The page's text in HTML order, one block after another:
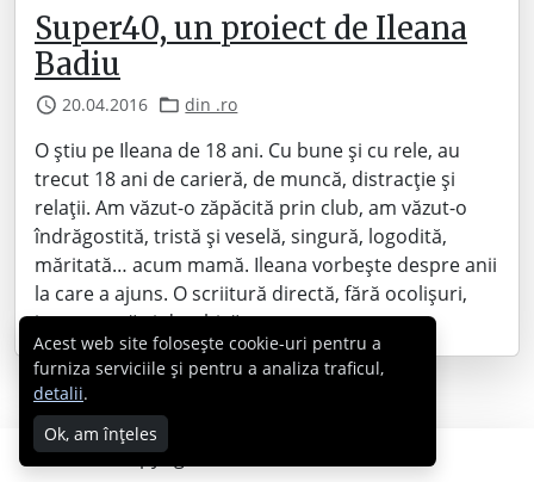
Super40, un proiect de Ileana
Badiu
20.04.2016 din .ro
O știu pe Ileana de 18 ani. Cu bune și cu rele, au
trecut 18 ani de carieră, de muncă, distracție și
relații. Am văzut-o zăpăcită prin club, am văzut-o
îndrăgostită, tristă și veselă, singură, logodită,
măritată… acum mamă. Ileana vorbește despre anii
la care a ajuns. O scriitură directă, fără ocolișuri,
interesantă și deschisă.…
Copyright © 2007 - 2026 Cabral.ro
Acest web site folosește cookie-uri pentru a
furniza serviciile și pentru a analiza traficul,
detalii.
Ok, am înțeles